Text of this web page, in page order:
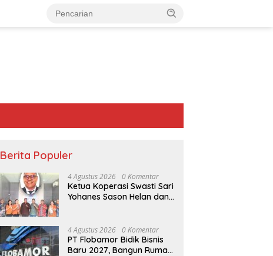
Berita Populer
4 Agustus 2026 0 Komentar
Ketua Koperasi Swasti Sari
Yohanes Sason Helan dan
Koperasi Swasti Sari Dan
Semua Karyawan Yang
Menyambut Sukacita
4 Agustus 2026 0 Komentar
PT Flobamor Bidik Bisnis
Baru 2027, Bangun Rumah